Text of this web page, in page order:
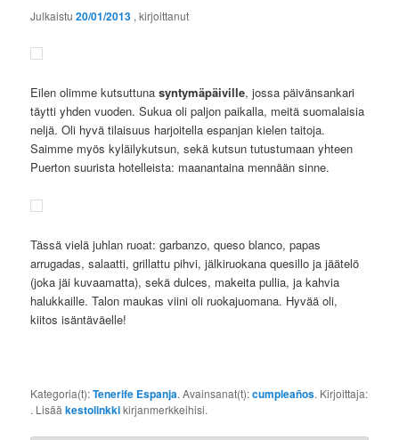
Julkaistu20/01/2013 , kirjoittanut
Eilen olimme kutsuttunasyntymäpäiville, jossa päivänsankari
täytti yhden vuoden. Sukua oli paljon paikalla, meitä suomalaisia
neljä. Oli hyvä tilaisuus harjoitella espanjan kielen taitoja.
Saimme myös kyläilykutsun, sekä kutsun tutustumaan yhteen
Puerton suurista hotelleista: maanantaina mennään sinne.
Tässä vielä juhlan ruoat: garbanzo, queso blanco, papas
arrugadas, salaatti, grillattu pihvi, jälkiruokana quesillo ja jäätelö
(joka jäi kuvaamatta), sekä dulces, makeita pullia, ja kahvia
halukkaille. Talon maukas viini oli ruokajuomana. Hyvää oli,
kiitos isäntäväelle!
Kategoria(t):Tenerife Espanja. Avainsanat(t):cumpleaños. Kirjoittaja:
. Lisääkestolinkkikirjanmerkkeihisi.